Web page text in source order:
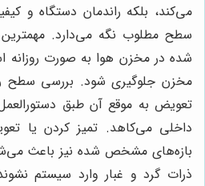
می‌کند، بلکه راندمان دستگاه و
سطح مطلوب نگه می‌دارد.
شده در مخزن هوا به صورت روزانه
مخزن جلوگیری شود. بررسی سطح
تعویض به موقع آن طبق
داخلی می‌کاهد. تمیز کردن یا
بازه‌های مشخص شده نیز باعث
ذرات گرد و غبار وارد سیستم